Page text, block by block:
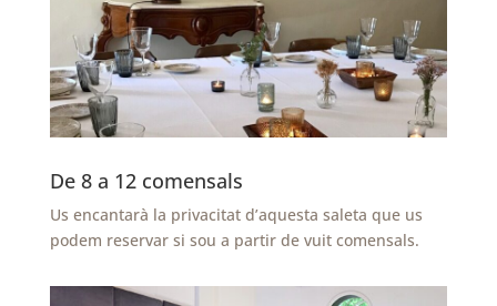
De 8 a 12 comensals
Us encantarà la privacitat d’aquesta saleta que us
podem reservar si sou a partir de vuit comensals.